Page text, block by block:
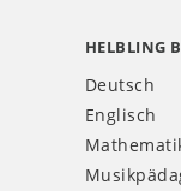
HELBLING
Deutsch
Englisch